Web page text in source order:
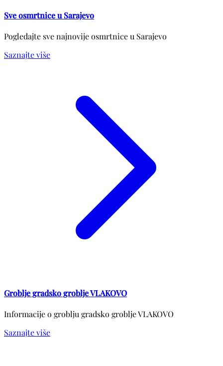
Sve osmrtnice u Sarajevo
Pogledajte sve najnovije osmrtnice u Sarajevo
Saznajte više
Groblje gradsko groblje VLAKOVO
Informacije o groblju gradsko groblje VLAKOVO
Saznajte više